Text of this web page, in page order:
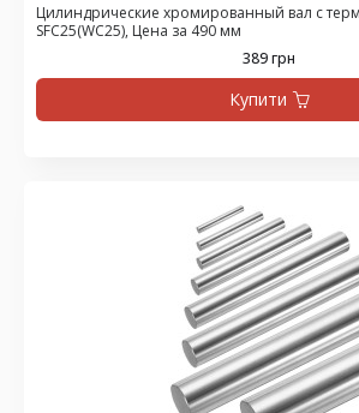
Цилиндрические хромированный вал с
SFC25(WC25), Цена за 490 мм
389 грн
Купити